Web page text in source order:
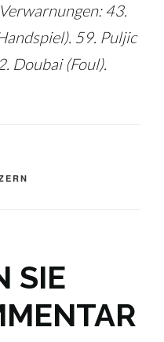
43.
59. Puljic
Doubai (Foul).
SIE